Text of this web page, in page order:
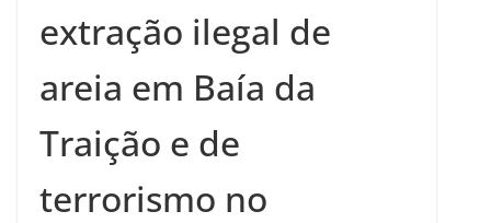
extração ilegal de
areia em Baía da
Traição e de
terrorismo no